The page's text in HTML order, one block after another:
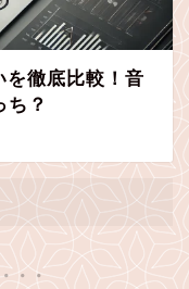
徹底比較！音
？